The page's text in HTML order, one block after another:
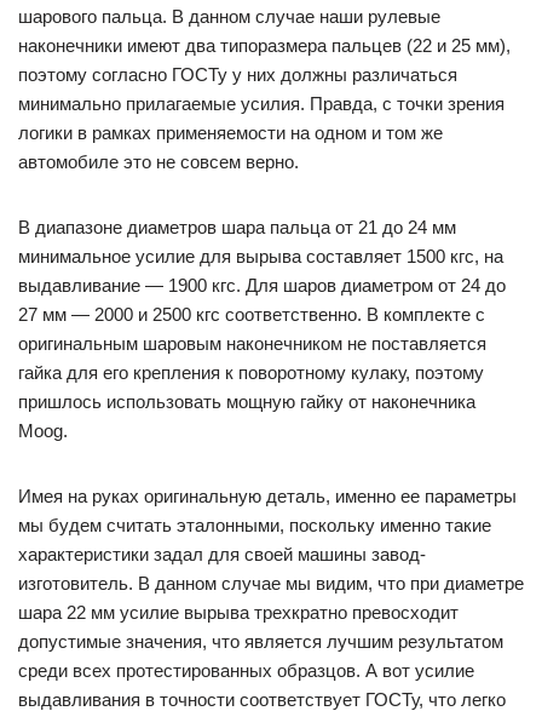
шарового пальца. В данном случае наши рулевые
наконечники имеют два типоразмера пальцев (22 и 25 мм),
поэтому согласно ГОСТу у них должны различаться
минимально прилагаемые усилия. Правда, с точки зрения
логики в рамках применяемости на одном и том же
автомобиле это не совсем верно.
В диапазоне диаметров шара пальца от 21 до 24 мм
минимальное усилие для вырыва составляет 1500 кгс, на
выдавливание — 1900 кгс. Для шаров диаметром от 24 до
27 мм — 2000 и 2500 кгс соответственно. В комплекте с
оригинальным шаровым наконечником не поставляется
гайка для его крепления к поворотному кулаку, поэтому
пришлось использовать мощную гайку от наконечника
Moog.
Имея на руках оригинальную деталь, именно ее параметры
мы будем считать эталонными, поскольку именно такие
характеристики задал для своей машины завод-
изготовитель. В данном случае мы видим, что при диаметре
шара 22 мм усилие вырыва трехкратно превосходит
допустимые значения, что является лучшим результатом
среди всех протестированных образцов. А вот усилие
выдавливания в точности соответствует ГОСТу, что легко